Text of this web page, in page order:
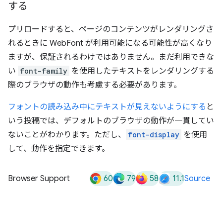
する
プリロードすると、ページのコンテンツがレンダリングさ
れるときに WebFont が利用可能になる可能性が高くなり
ますが、保証されるわけではありません。まだ利用できな
い font-family を使用したテキストをレンダリングする
際のブラウザの動作も考慮する必要があります。
フォントの読み込み中にテキストが見えないようにする と
いう投稿では、デフォルトのブラウザの動作が一貫してい
ないことがわかります。ただし、
font-display を使用
して、動作を指定できます。
Browser Support 60 79 58 11.1Source